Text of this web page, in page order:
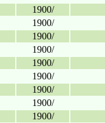
1900/
1900/
1900/
1900/
1900/
1900/
1900/
1900/
1900/